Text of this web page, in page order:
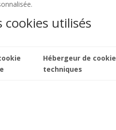
cookies utilisés
Hébergeur de
techniques